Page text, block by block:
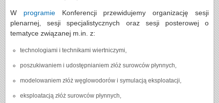
W programieKonferencji przewidujemy organizację sesji
plenarnej, sesji specjalistycznych oraz sesji posterowej o
tematyce związanej m.in. z:
technologiami i technikami wiertniczymi,
poszukiwaniem i udostępnianiem złóż surowców płynnych,
modelowaniem złóż węglowodorów i symulacją eksploatacji,
eksploatacją złóż surowców płynnych,